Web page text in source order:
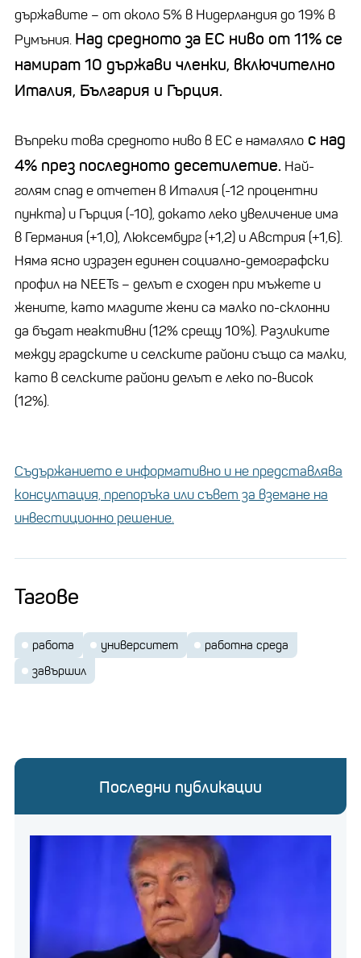
държавите – от около 5% в Нидерландия до 19% в
Румъния. Над средното за ЕС ниво от 11% се
намират 10 държави членки, включително
Италия, България и Гърция.
Въпреки това средното ниво в ЕС е намаляло с над
4% през последното десетилетие. Най-
голям спад е отчетен в Италия (-12 процентни
пункта) и Гърция (-10), докато леко увеличение има
в Германия (+1,0), Люксембург (+1,2) и Австрия (+1,6).
Няма ясно изразен единен социално-демографски
профил на NEETs – делът е сходен при мъжете и
жените, като младите жени са малко по-склонни
да бъдат неактивни (12% срещу 10%). Разликите
между градските и селските райони също са малки,
като в селските райони делът е леко по-висок
(12%).
Съдържанието е информативно и не представлява
консултация, препоръка или съвет за вземане на
инвестиционно решение.
Тагове
работа университет
работна среда
завършил
Последни публикации